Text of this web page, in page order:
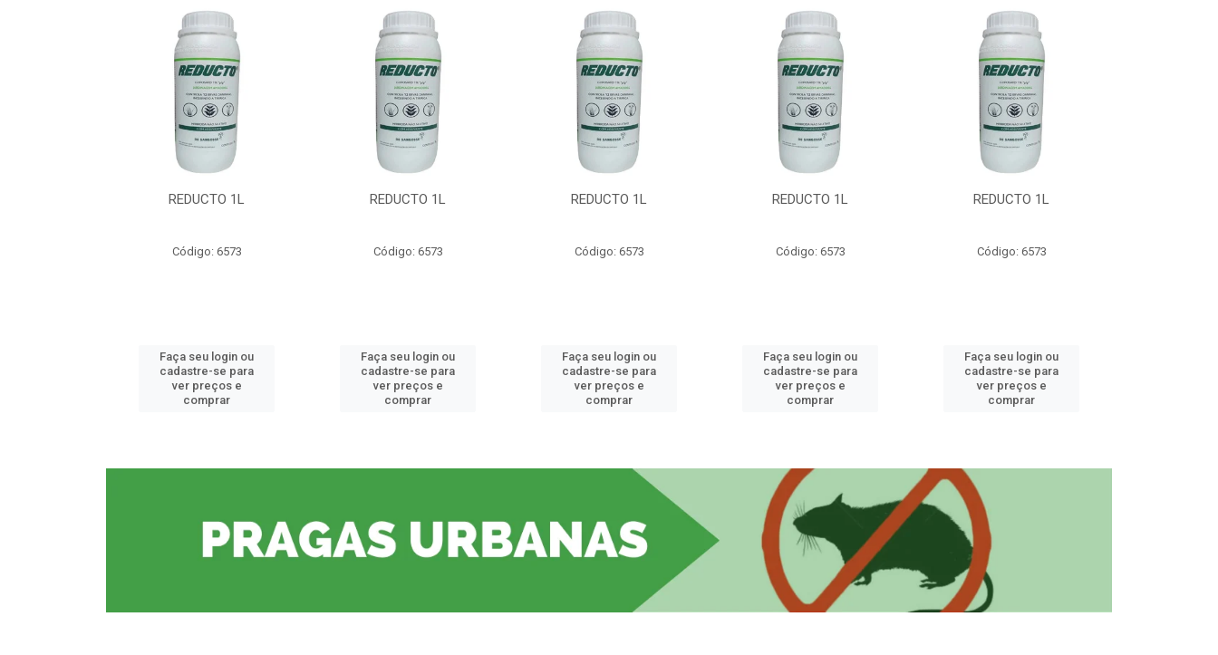
REDUCTO 1L
Código: 6573
Faça seu login ou
cadastre-se para
ver preços e
comprar
REDUCTO 1L
Código: 6573
Faça seu login ou
cadastre-se para
ver preços e
comprar
REDUCTO 1L
Código: 6573
Faça seu login ou
cadastre-se para
ver preços e
comprar
REDUCTO 1L
Código: 6573
Faça seu login ou
cadastre-se para
ver preços e
comprar
REDUCTO 1L
Código: 6573
Faça seu login ou
cadastre-se para
ver preços e
comprar